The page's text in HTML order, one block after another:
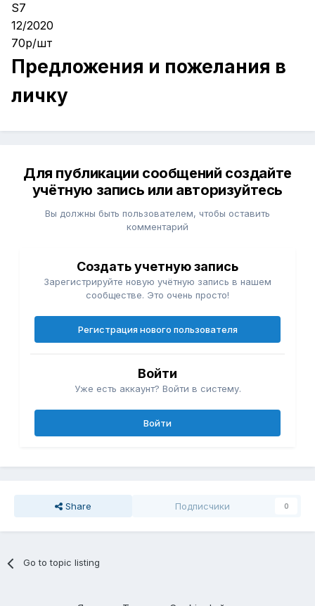
S7
12/2020
70р/шт
Предложения и пожелания в
личку
Для публикации сообщений создайте
учётную запись или авторизуйтесь
Вы должны быть пользователем, чтобы оставить
комментарий
Создать учетную запись
Зарегистрируйте новую учётную запись в нашем
сообществе. Это очень просто!
Регистрация нового пользователя
Войти
Уже есть аккаунт? Войти в систему.
Войти
Share Подписчики 0
Go to topic listing